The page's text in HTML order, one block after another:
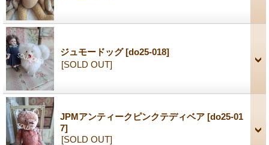
ジュモードッグ[do25-018]
[SOLD OUT]
JPMアンティークピンクテディベア [do25-01
7]
[SOLD OUT]